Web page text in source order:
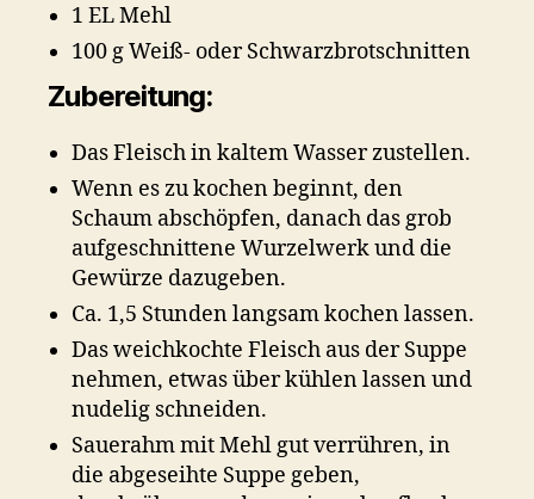
1 EL Mehl
100 g Weiß- oder Schwarzbrotschnitten
Zubereitung:
Das Fleisch in kaltem Wasser zustellen.
Wenn es zu kochen beginnt, den
Schaum abschöpfen, danach das grob
aufgeschnittene Wurzelwerk und die
Gewürze dazugeben.
Ca. 1,5 Stunden langsam kochen lassen.
Das weichkochte Fleisch aus der Suppe
nehmen, etwas über kühlen lassen und
nudelig schneiden.
Sauerahm mit Mehl gut verrühren, in
die abgeseihte Suppe geben,